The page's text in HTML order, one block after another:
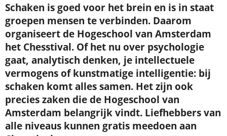
Schaken is goed voor het brein en is in staat
groepen mensen te verbinden. Daarom
organiseert de Hogeschool van Amsterdam
het Chesstival. Of het nu over psychologie
gaat, analytisch denken, je intellectuele
vermogens of kunstmatige intelligentie: bij
schaken komt alles samen. Het zijn ook
precies zaken die de Hogeschool van
Amsterdam belangrijk vindt. Liefhebbers van
alle niveaus kunnen gratis meedoen aan